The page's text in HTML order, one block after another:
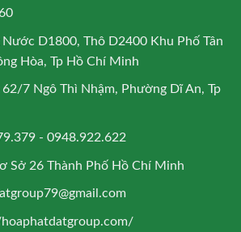
Nước D1800, Thô D2400 Khu Phố Tân
Hòa, Tp Hồ Chí Minh
7 Ngô Thì Nhậm, Phường Dĩ An, Tp
- 0948.922.622
Sở 26 Thành Phố Hồ Chí Minh